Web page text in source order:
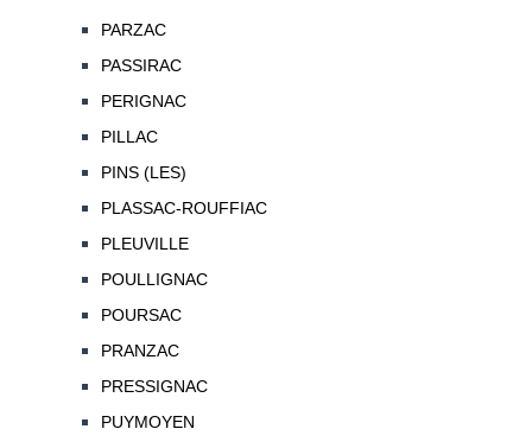
PARZAC
PASSIRAC
PERIGNAC
PILLAC
PINS (LES)
PLASSAC-ROUFFIAC
PLEUVILLE
POULLIGNAC
POURSAC
PRANZAC
PRESSIGNAC
PUYMOYEN